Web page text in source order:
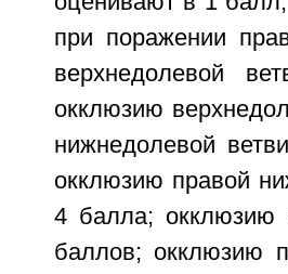
при поражении
верхнедолевой
окклюзию
нижнедолевой
окклюзию правой
4 балла; окклюзию
баллов; окклюзию